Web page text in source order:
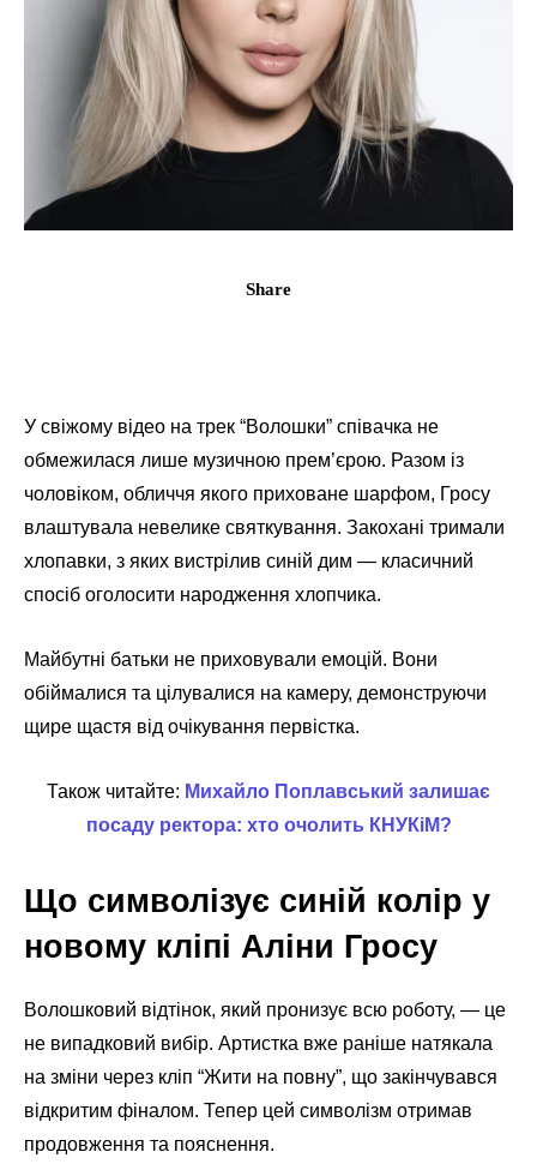
Share
У свіжому відео на трек “Волошки” співачка не
обмежилася лише музичною прем’єрою. Разом із
чоловіком, обличчя якого приховане шарфом, Гросу
влаштувала невелике святкування. Закохані тримали
хлопавки, з яких вистрілив синій дим — класичний
спосіб оголосити народження хлопчика.
Майбутні батьки не приховували емоцій. Вони
обіймалися та цілувалися на камеру, демонструючи
щире щастя від очікування первістка.
Також читайте: Михайло Поплавський залишає
посаду ректора: хто очолить КНУКіМ?
Що символізує синій колір у
новому кліпі Аліни Гросу
Волошковий відтінок, який пронизує всю роботу, — це
не випадковий вибір. Артистка вже раніше натякала
на зміни через кліп “Жити на повну”, що закінчувався
відкритим фіналом. Тепер цей символізм отримав
продовження та пояснення.